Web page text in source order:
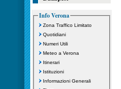
Info Verona
Zona Traffico Limitato
Quotidiani
Numeri Utili
Meteo a Verona
Itinerari
Istituzioni
Informazioni Generali